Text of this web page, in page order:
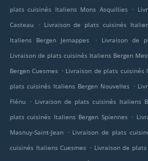
plats cuisinés Italiens Mons Asquillies .
Casteau
. Livraison de plats cuisinés
Italiens Bergen Jemappes
. Livraison de
Livraison de plats cuisinés Italiens Bergen
Bergen Cuesmes . Livraison de plats cuisinés
plats cuisinés Italiens Bergen Nouvelles .
Flénu . Livraison de plats cuisinés Italiens
plats cuisinés Italiens Bergen Spiennes .
Masnuy-Saint-Jean . Livraison de plats
cuisinés Italiens Cuesmes . Livraison de